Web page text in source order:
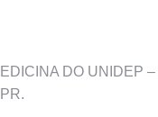
DO UNIDEP